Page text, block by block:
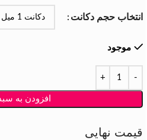
انتخاب حجم دکانت
موجود
افزودن به
قیمت نهایی